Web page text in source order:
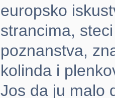
europsko
strancima,
poznanstva,
kolinda i
Jos da ju malo